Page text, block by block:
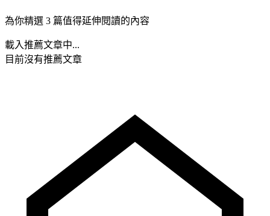
為你精選 3 篇值得延伸閱讀的內容
載入推薦文章中...
目前沒有推薦文章